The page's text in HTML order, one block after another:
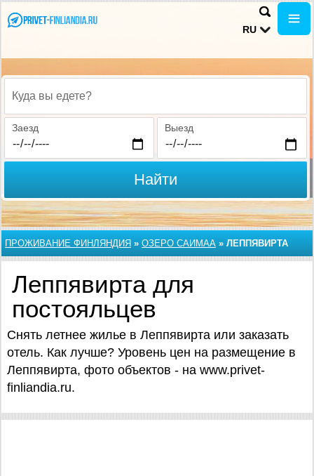
RU
Куда вы едете?
Заезд Выезд
Найти
ПРОЖИВАНИЕ ФИНЛЯНДИЯ » ОЗЕРО САИМАА » ЛЕППЯВИРТА
Леппявирта для
постояльцев
Снять летнее жилье в Леппявирта или заказать
отель. Как лучше? Уровень цен на размещение в
Леппявирта, фото объектов - на www.privet-
finliandia.ru.